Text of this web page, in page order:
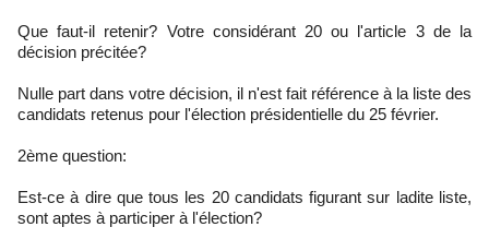
Que faut-il retenir? Votre considérant 20 ou l'article 3 de la
décision précitée?
Nulle part dans votre décision, il n'est fait référence à la liste des
candidats retenus pour l'élection présidentielle du 25 février.
2ème question:
Est-ce à dire que tous les 20 candidats figurant sur ladite liste,
sont aptes à participer à l'élection?